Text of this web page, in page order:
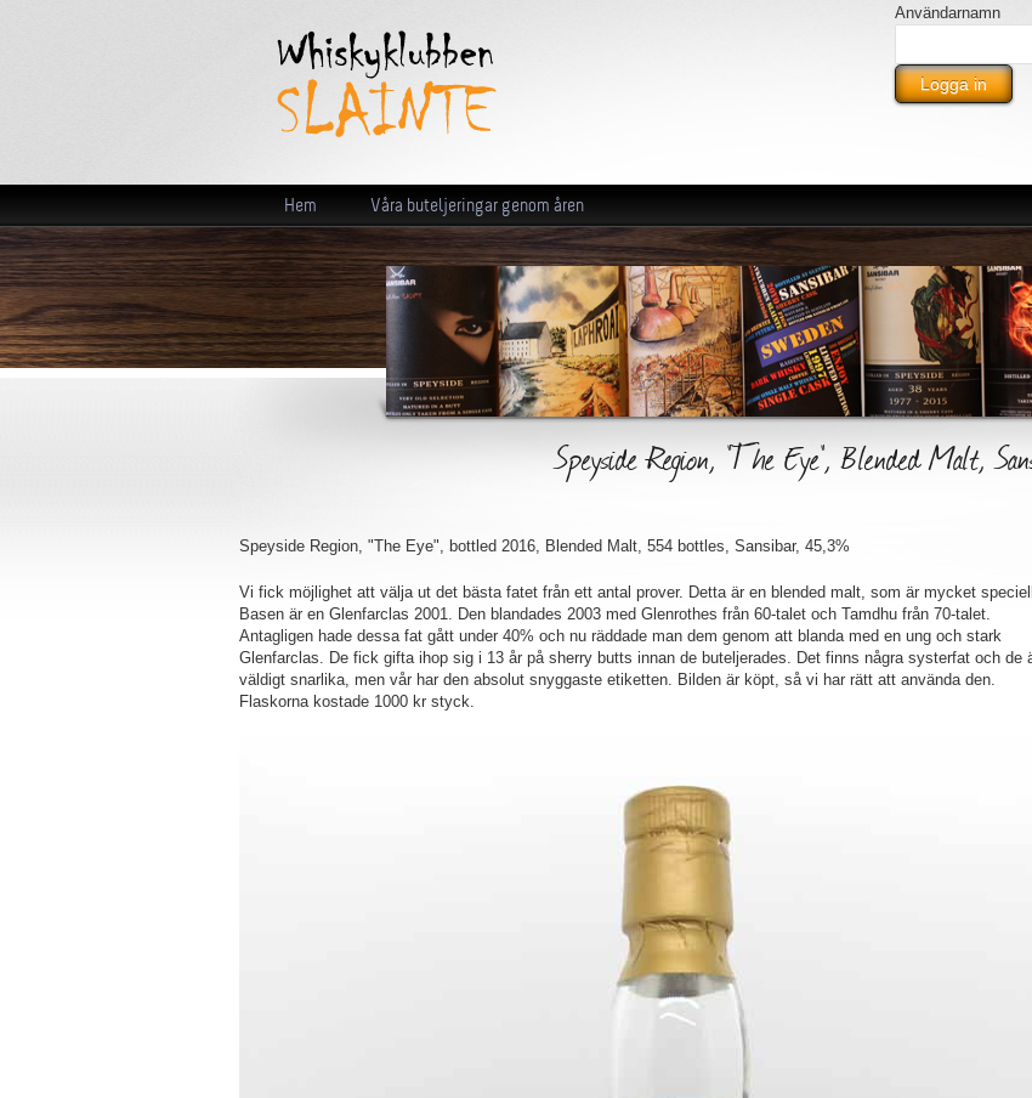
Användarnamn
Hem Våra buteljeringar genom åren
Speyside Region, "The Eye", Blended Malt,
Speyside Region, "The Eye", bottled 2016, Blended Malt, 554 bottles, Sansibar, 45,3%
Vi fick möjlighet att välja ut det bästa fatet från ett antal prover. Detta är en blended malt, som är mycket
Basen är en Glenfarclas 2001. Den blandades 2003 med Glenrothes från 60-talet och Tamdhu från 70-talet.
Antagligen hade dessa fat gått under 40% och nu räddade man dem genom att blanda med en ung och stark
Glenfarclas. De fick gifta ihop sig i 13 år på sherry butts innan de buteljerades. Det finns några systerfat och de
väldigt snarlika, men vår har den absolut snyggaste etiketten. Bilden är köpt, så vi har rätt att använda den.
Flaskorna kostade 1000 kr styck.